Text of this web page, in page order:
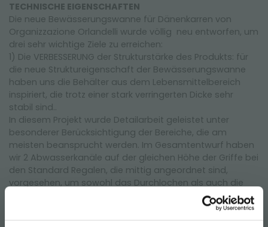
TECHNISCHE EIGENSCHAFTEN
Die neue Bewässerungswanne für Dänenkarren von
Organizzazione Orlandelli wurde völlig neu entworfen, um
drei sehr wichtige Ziele zu erreichen:
1) Die VERBESSERUNG der Strukturstärke des Produkts: für
die neue Struktureigenschaft der Bewässerungswanne
haben uns die Behälter aus dem Lebensmittelbereich
inspiriert, die trotz einer stark verringerten Dicke sehr
stabil sind..
In diesem Projekt wurde Detailarbeit geleistet unter
besonderer Berücksichtigung der Bereiche, die am
meisten beansprucht werden. Im Gesamtentwurf haben
wir 2 Abwasserkanäle auf der gleichen Höhe der Griffe bei
den Standard Regalen, die mittig angeordnet sind,
vorgesehen, um sowohl das Durchlochen als auch die
Ausrüstung mit einem Abwasserventil zu erleichtern.
2) Die OPTIMIERUNG des Raums auf den Standard
Dänenkarren: Dank der Verbesserung der Kegelförmigkeit